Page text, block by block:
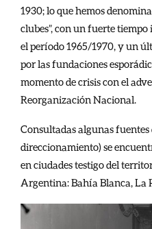
1930; lo que hemos
clubes”, con un fuerte
el período 1965/1970, y un
por las fundaciones
momento de crisis con el
Reorganización Nacional.
Consultadas algunas
direccionamiento) se
en ciudades testigo del
Argentina: Bahía Blanca, La